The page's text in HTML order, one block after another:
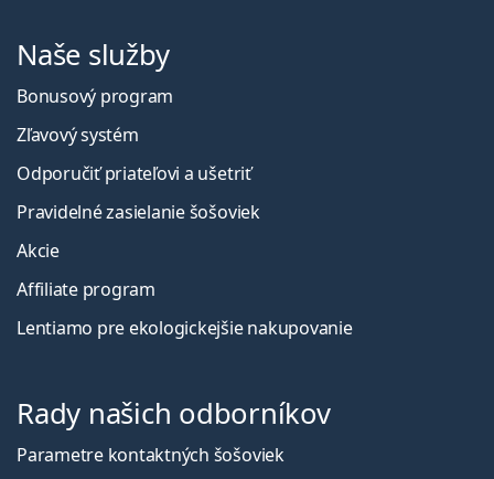
Naše služby
Bonusový program
Zľavový systém
Odporučiť priateľovi a ušetriť
Pravidelné zasielanie šošoviek
Akcie
Affiliate program
Lentiamo pre ekologickejšie nakupovanie
Rady našich odborníkov
Parametre kontaktných šošoviek